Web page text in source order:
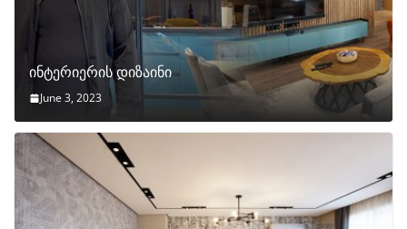
ინტერიერის დიზაინი
June 3, 2023